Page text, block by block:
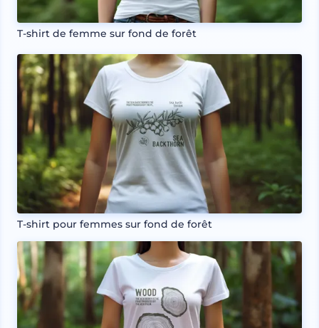
T-shirt de femme sur fond de forêt
T-shirt pour femmes sur fond de forêt